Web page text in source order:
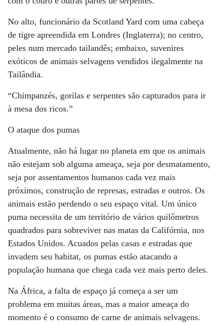
No alto, funcionário da Scotland Yard com uma cabeça
de tigre apreendida em Londres (Inglaterra); no centro,
peles num mercado tailandês; embaixo, suvenires
exóticos de animais selvagens vendidos ilegalmente na
Tailândia.
“Chimpanzés, gorilas e serpentes são capturados para ir
à mesa dos ricos.”
O ataque dos pumas
Atualmente, não há lugar no planeta em que os animais
não estejam sob alguma ameaça, seja por desmatamento,
seja por assentamentos humanos cada vez mais
próximos, construção de represas, estradas e outros. Os
animais estão perdendo o seu espaço vital. Um único
puma necessita de um território de vários quilômetros
quadrados para sobreviver nas matas da Califórnia, nos
Estados Unidos. Acuados pelas casas e estradas que
invadem seu habitat, os pumas estão atacando a
população humana que chega cada vez mais perto deles.
Na África, a falta de espaço já começa a ser um
problema em muitas áreas, mas a maior ameaça do
momento é o consumo de carne de animais selvagens.